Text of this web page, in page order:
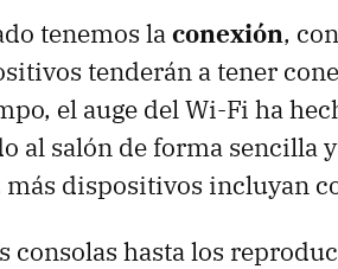
tenemos laconexión,
tenderán a tener
el auge del Wi-Fi ha
al salón de forma sencilla
más dispositivos incluyan
consolas hasta los